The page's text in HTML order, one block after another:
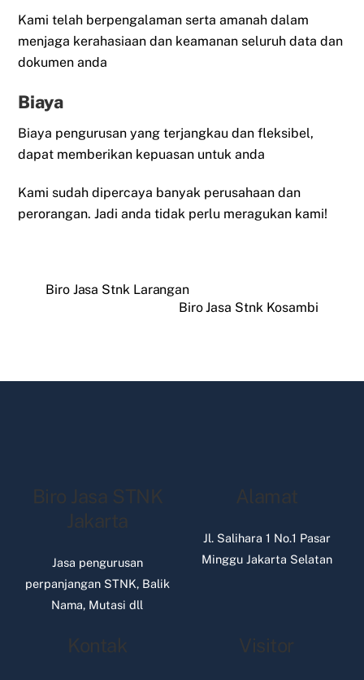
Kami telah berpengalaman serta amanah dalam
menjaga kerahasiaan dan keamanan seluruh data dan
dokumen anda
Biaya
Biaya pengurusan yang terjangkau dan fleksibel,
dapat memberikan kepuasan untuk anda
Kami sudah dipercaya banyak perusahaan dan
perorangan. Jadi anda tidak perlu meragukan kami!
Biro Jasa Stnk Larangan
Biro Jasa Stnk Kosambi
Biro Jasa STNK
Jakarta
Jasa pengurusan
perpanjangan STNK, Balik
Nama, Mutasi dll
Alamat
Jl. Salihara 1 No.1 Pasar
Minggu Jakarta Selatan
Kontak Visitor